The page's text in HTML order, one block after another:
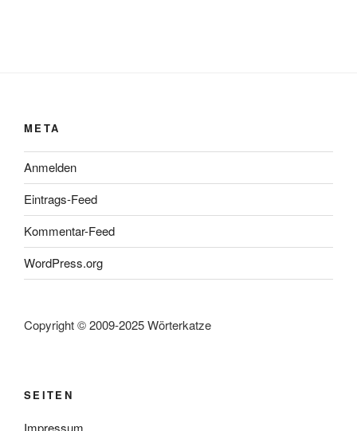
META
Anmelden
Eintrags-Feed
Kommentar-Feed
WordPress.org
Copyright © 2009-2025 Wörterkatze
SEITEN
Impressum